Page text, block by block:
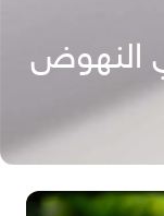
النهوض